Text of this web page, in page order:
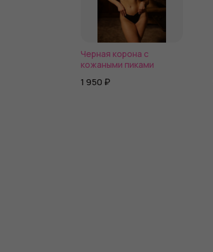
Черная корона с
кожаными пиками
1 950 ₽